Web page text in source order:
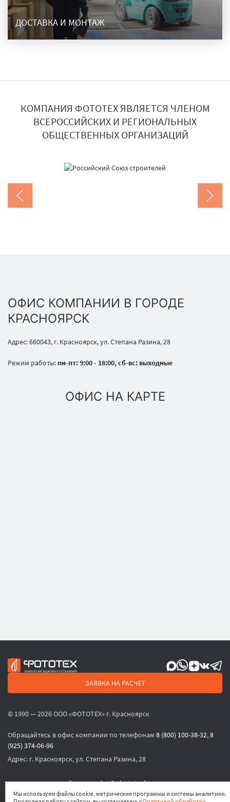
ДОСТАВКА И МОНТАЖ
КОМПАНИЯ ФОТОТЕХ ЯВЛЯЕТСЯ ЧЛЕНОМ
ВСЕРОССИЙСКИХ И РЕГИОНАЛЬНЫХ
ОБЩЕСТВЕННЫХ ОРГАНИЗАЦИЙ
ОФИС КОМПАНИИ В ГОРОДЕ
КРАСНОЯРСК
Адрес: 660043, г. Красноярск, ул. Степана Разина, 28
Режим работы: пн-пт: 9:00 - 18:00, сб-вс: выходные
ОФИС НА КАРТЕ
ЗАЯВКА НА РАСЧЕТ
© 1990 — 2026 ООО «ФОТОТЕХ» г. Красноярск
Обращайтесь в офис компании по телефонам 8 (800) 100-38-32,8
(925) 374-06-96
Адрес: г. Красноярск, ул. Степана Разина, 28
или по электронной почтеsales@phototech.ru
Мы используем файлы cookie, метрические программы и системы аналитики.